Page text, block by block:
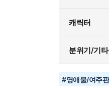
캐릭터
분위기/기타
#영애물/여주판